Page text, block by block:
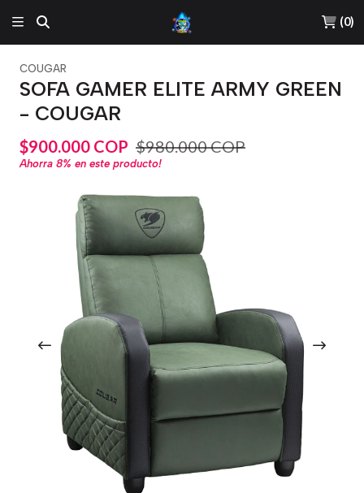
(0)
COUGAR
SOFA GAMER ELITE ARMY GREEN
- COUGAR
$900.000 COP $980.000 COP
Ahorra 8% en este producto!